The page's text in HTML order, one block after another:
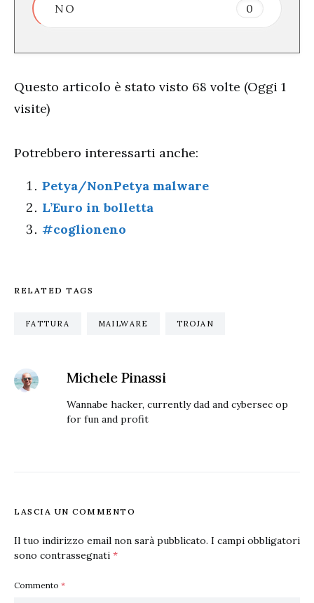
NO 0
Questo articolo è stato visto 68 volte (Oggi 1
visite)
Potrebbero interessarti anche:
Petya/NonPetya malware
L’Euro in bolletta
#coglioneno
RELATED TAGS
FATTURA MAILWARE TROJAN
Michele Pinassi
Wannabe hacker, currently dad and cybersec op
for fun and profit
LASCIA UN COMMENTO
Il tuo indirizzo email non sarà pubblicato. I campi obbligatori
sono contrassegnati *
Commento *